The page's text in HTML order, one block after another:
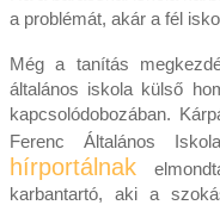
a problémát, akár a fél
Még a tanítás
általános iskola külső
kapcsolódobozában.
Ferenc Általános
hírportálnak
karbantartó, aki a